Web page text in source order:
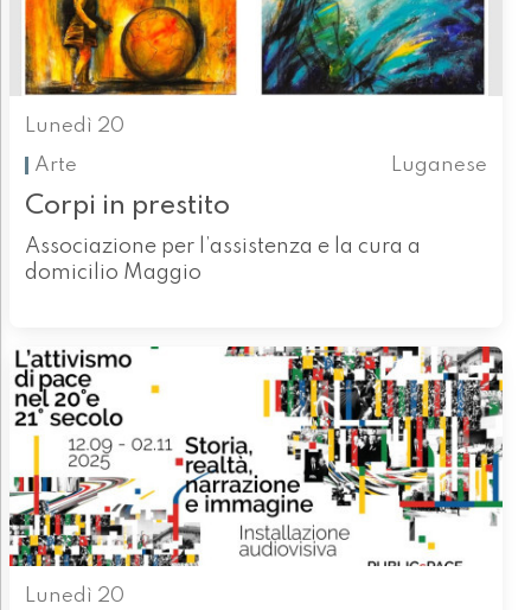
Lunedì 20
Arte
Luganese
Corpi in prestito
Associazione per l’assistenza e la cura a
domicilio Maggio
Lunedì 20